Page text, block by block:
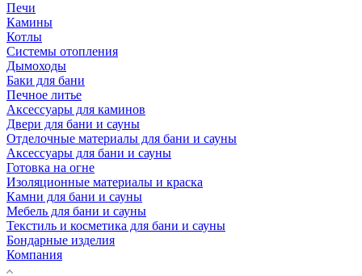
Печи
Камины
Котлы
Системы отопления
Дымоходы
Баки для бани
Печное литье
Аксессуары для каминов
Двери для бани и сауны
Отделочные материалы для бани и сауны
Аксессуары для бани и сауны
Готовка на огне
Изоляционные материалы и краска
Камни для бани и сауны
Мебель для бани и сауны
Текстиль и косметика для бани и сауны
Бондарные изделия
Компания